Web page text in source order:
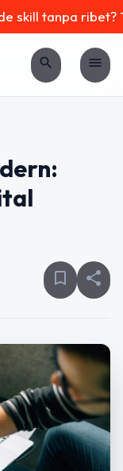
skill tanpa ribet?
search menu
bookmark_border share